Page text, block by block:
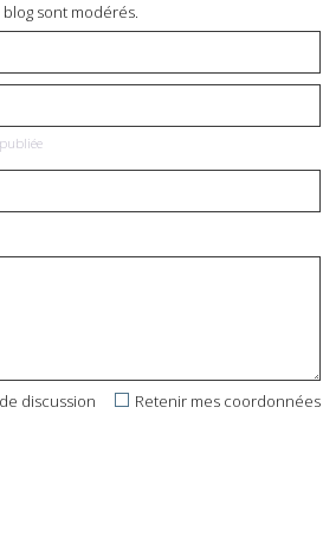
sont modérés.
Retenir mes coordonnées
discussion